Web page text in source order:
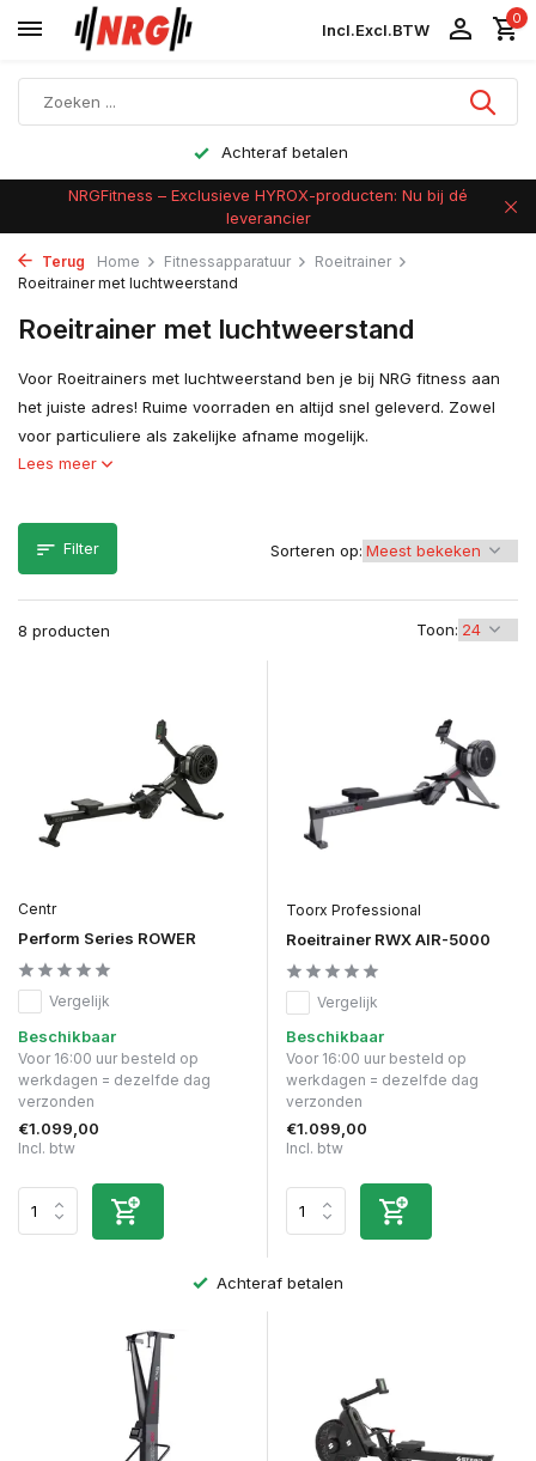
Incl.Excl.BTW
0
Achteraf betalen
NRGFitness – Exclusieve HYROX-producten: Nu bij dé
leverancier
Terug Home Fitnessapparatuur
Roeitrainer
Roeitrainer met luchtweerstand
Roeitrainer met luchtweerstand
Voor Roeitrainers met luchtweerstand ben je bij NRG fitness aan
het juiste adres! Ruime voorraden en altijd snel geleverd. Zowel
voor particuliere als zakelijke afname mogelijk.
Lees meer
Filter
8 producten Toon:
Sorteren op:
Centr
Perform Series ROWER
Vergelijk
Beschikbaar
Voor 16:00 uur besteld op
werkdagen = dezelfde dag
verzonden
€1.099,00
Incl. btw
Toorx Professional
Roeitrainer RWX AIR-5000
Vergelijk
Beschikbaar
Voor 16:00 uur besteld op
werkdagen = dezelfde dag
verzonden
€1.099,00
Incl. btw
Achteraf betalen